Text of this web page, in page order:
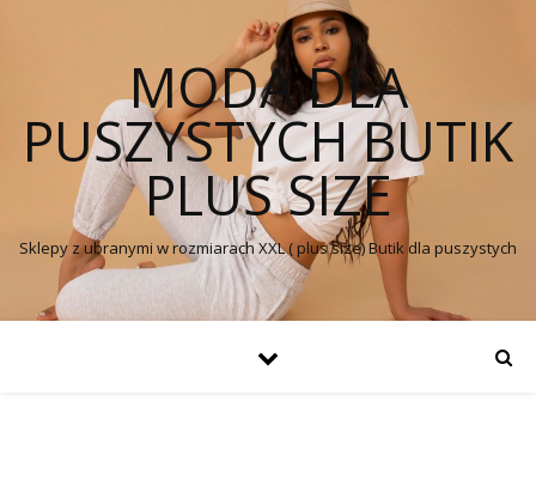
MODA DLA
PUSZYSTYCH BUTIK
PLUS SIZE
Sklepy z ubranymi w rozmiarach XXL ( plus size) Butik dla puszystych